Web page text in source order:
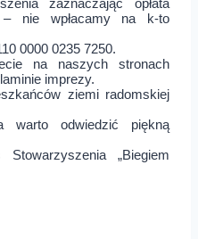
nie wpłacamy na k-to
0000 0235 7250.
na naszych stronach
imprezy.
ziemi radomskiej
warto odwiedzić piękną
„Biegiem